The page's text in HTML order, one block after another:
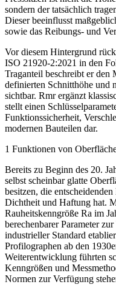
sondern der tatsächlich
Dieser beeinflusst
sowie das Reibungs- und
Vor diesem Hintergrund
ISO 21920-2:2021 in den
Traganteil beschreibt er den
definierten Schnitthöhe und
sichtbar. Rmr ergänzt
stellt einen
Funktionssicherheit,
modernen Bauteilen dar.
1 Funktionen von
Bereits zu Beginn des 20.
selbst scheinbar glatte
besitzen, die
Dichtheit und Haftung hat.
Rauheitskenngröße Ra im
berechenbarer Parameter
industrieller Standard
Profilographen ab den
Weiterentwicklung führten
Kenngrößen und
Normen zur Verfügung